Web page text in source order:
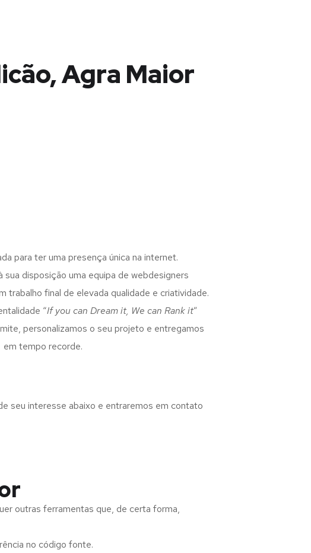
Agra Maior
para ter uma presença única na internet.
sua disposição uma equipa de webdesigners
trabalho final de elevada qualidade e criatividade.
“If you can Dream it, We can Rank it”
personalizamos o seu projeto e entregamos
em tempo recorde.
seu interesse abaixo e entraremos em contato
outras ferramentas que, de certa forma,
no código fonte.